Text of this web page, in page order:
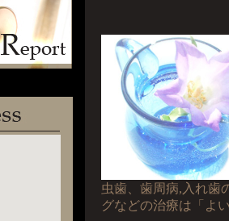
虫歯、歯周病,入れ歯
グなどの治療は「よ